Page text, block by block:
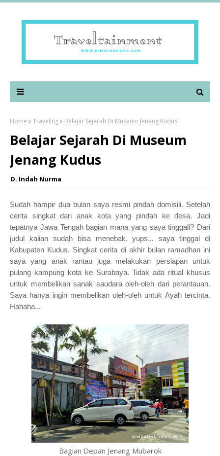
Home Traveling Belajar Sejarah Di Museum Jenang Kudus
Belajar Sejarah Di Museum
Jenang Kudus
D. Indah Nurma
Sudah hampir dua bulan saya resmi pindah domisili. Setelah
cerita singkat dari anak kota yang pindah ke desa. Jadi
tepatnya Jawa Tengah bagian mana yang saya tinggali? Dari
judul kalian sudah bisa menebak, yups... saya tinggal di
Kabupaten Kudus. Singkat cerita di akhir bulan ramadhan ini
saya yang anak rantau juga melakukan persiapan untuk
pulang kampungkota ke Surabaya. Tidak ada ritual khusus
untuk membelikan sanak saudara oleh-oleh dari perantauan.
Saya hanya ingin membelikan oleh-oleh untuk Ayah tercinta.
Hahaha...
Bagian Depan Jenang Mubarok